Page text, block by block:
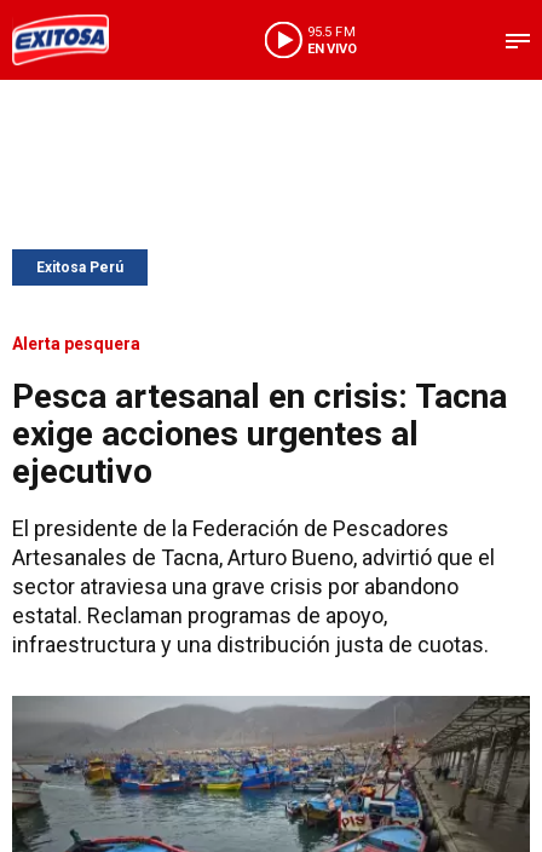
95.5 FM
EN VIVO
Exitosa Perú
Alerta pesquera
Pesca artesanal en crisis: Tacna
exige acciones urgentes al
ejecutivo
El presidente de la Federación de Pescadores
Artesanales de Tacna, Arturo Bueno, advirtió que el
sector atraviesa una grave crisis por abandono
estatal. Reclaman programas de apoyo,
infraestructura y una distribución justa de cuotas.